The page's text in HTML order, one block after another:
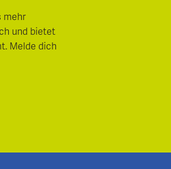
mehr
und bietet
Melde dich